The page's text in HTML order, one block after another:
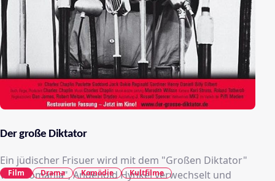
Der große Diktator
Ein jüdischer Frisuer wird mit dem "Großen Diktator"
von "Tomania", Andenoid Hynkel verwechselt und
Film Drama Komödie Kultfilme